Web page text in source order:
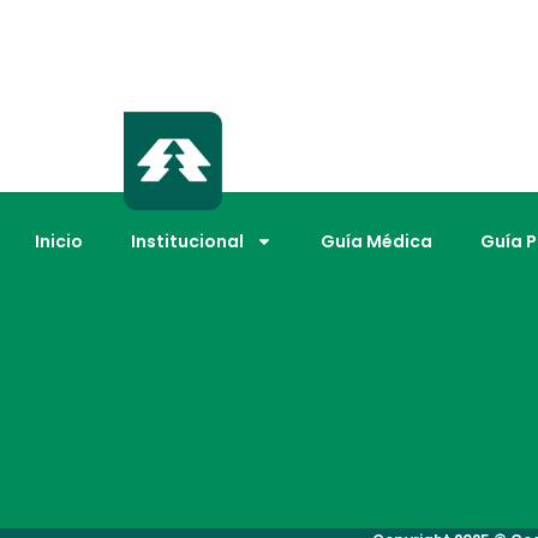
Inicio Institucional Guía Médica Guía